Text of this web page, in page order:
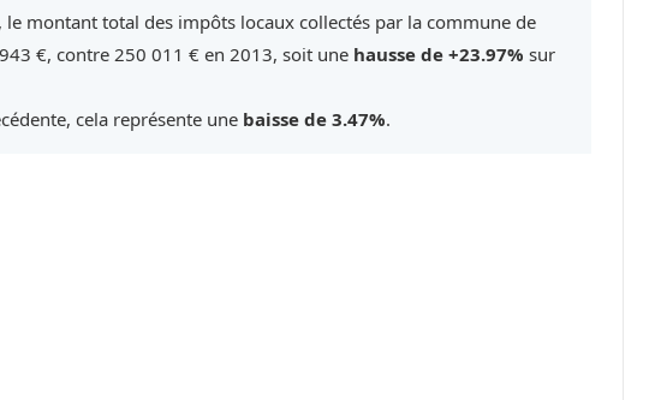
le montant total des impôts locaux collectés par la commune de
€, contre 250 011 € en 2013, soit une hausse de +23.97% sur
cela représente une baisse de 3.47%.